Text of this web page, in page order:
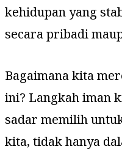
kehidupan yang
secara pribadi
Bagaimana kita
ini? Langkah iman
sadar memilih
kita, tidak hanya